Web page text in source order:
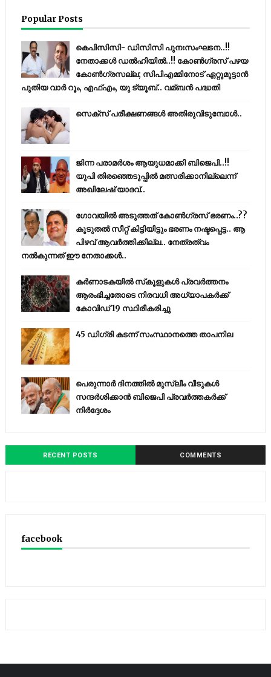
Popular Posts
കെപിസിസി- ഡിസിസി പുനഃസംഘടന..!!
നേതാക്കൾ ഡൽഹിയിൽ..!! കോണ്‍ഗ്രസ് പഴയ
കോണ്‍ഗ്രസല്ല; സിപിഎമ്മിനോട് ഏറ്റുമുട്ടാന്‍
പുതിയ വാര്‍ റൂം, എഫ്‌എം, യു ട്യൂബ്.. വമ്ബന്‍ പദ്ധതി
സെക്സ് പരീക്ഷണങ്ങൾ അതിരുവിടുമ്പോൾ..
ജിന്ന പരാമര്‍ശം ആയുധമാക്കി ബിജെപി..!!
യുപി തിരഞ്ഞെടുപ്പില്‍ മത്സരിക്കാനില്ലെന്ന്
അഖിലേഷ് യാദവ്..
ഗോവയിൽ അടുത്തത് കോൺഗ്രസ് ഭരണം..??
കൂടുതൽ സീറ്റ് കിട്ടിയിട്ടും ഭരണം നഷ്ടപ്പെട്ട.. ആ
പിഴവ് ആവർത്തിക്കില്ല.. നേത്രത്വം
നൽകുന്നത് ഈ നേതാക്കൾ..
കര്‍ണാടകയില്‍ സ്‌കൂളുകള്‍ പ്രവര്‍ത്തനം
ആരംഭിച്ചതോടെ നിരവധി അധ്യാപകര്‍ക്ക്
കോവിഡ് 19 സ്ഥിരീകരിച്ചു
45 ഡിഗ്രി കടന്ന് സംസ്ഥാനത്തെ താപനില
പെരുന്നാര്‍ ദിനത്തില്‍ മുസ്ലീം വീടുകള്‍
സന്ദര്‍ശിക്കാന്‍ ബിജെപി പ്രവര്‍ത്തകര്‍ക്ക്
നിര്‍ദ്ദേശം
RECENT POSTS COMMENTS
facebook